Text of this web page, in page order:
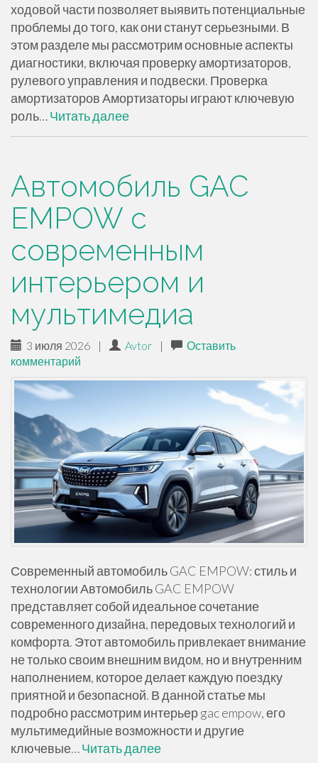
ходовой части позволяет выявить потенциальные
проблемы до того, как они станут серьезными. В
этом разделе мы рассмотрим основные аспекты
диагностики, включая проверку амортизаторов,
рулевого управления и подвески. Проверка
амортизаторов Амортизаторы играют ключевую
роль…Читать далее
Автомобиль GAC
EMPOW с
современным
интерьером и
мультимедиа
3 июля 2026 | Avtor |
Оставить
комментарий
Современный автомобиль GAC EMPOW: стиль и
технологии Автомобиль GAC EMPOW
представляет собой идеальное сочетание
современного дизайна, передовых технологий и
комфорта. Этот автомобиль привлекает внимание
не только своим внешним видом, но и внутренним
наполнением, которое делает каждую поездку
приятной и безопасной. В данной статье мы
подробно рассмотрим интерьер gac empow, его
мультимедийные возможности и другие
ключевые…Читать далее